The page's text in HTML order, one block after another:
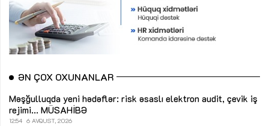
ƏN ÇOX OXUNANLAR
Məşğulluqda yeni hədəflər: risk əsaslı elektron audit, çevik iş
rejimi... MÜSAHİBƏ
12:54 6 AVQUST, 2026